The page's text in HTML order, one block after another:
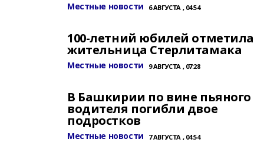
Местные новости 6 АВГУСТА , 04:54
100-летний юбилей отметила
жительница Стерлитамака
Местные новости 9 АВГУСТА , 07:28
В Башкирии по вине пьяного
водителя погибли двое
подростков
Местные новости 7 АВГУСТА , 04:54